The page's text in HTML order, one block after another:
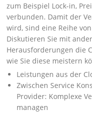
zum Beispiel Lock-in,
verbunden. Damit der
wird, sind eine Reihe
Diskutieren Sie mit
Herausforderungen die
wie Sie diese meistern
Leistungen aus der
Zwischen Service
Provider: Komplexe
managen